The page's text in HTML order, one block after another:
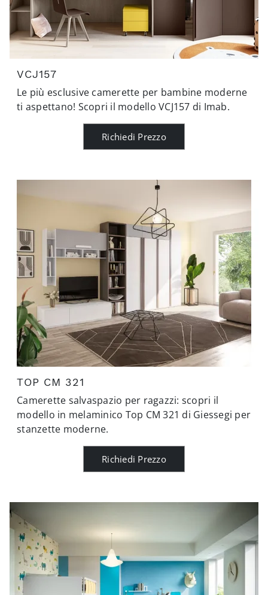
VCJ157
Le più esclusive camerette per bambine moderne
ti aspettano! Scopri il modello VCJ157 di Imab.
Richiedi Prezzo
TOP CM 321
Camerette salvaspazio per ragazzi: scopri il
modello in melaminico Top CM 321 di Giessegi per
stanzette moderne.
Richiedi Prezzo